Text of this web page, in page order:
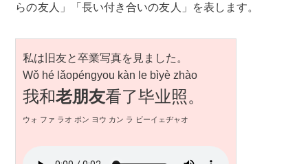
らの友人」「長い付き合いの友人」を表します。
私は旧友と卒業写真を見ました。
Wǒ hé lǎopéngyou kàn le bìyè zhào
我和老朋友看了毕业照。
ウォ ファ ラオ ポン ヨウ カン ラ ビーイェヂャオ